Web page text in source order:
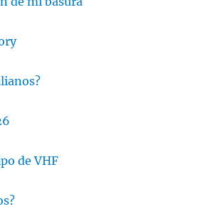
de VHF